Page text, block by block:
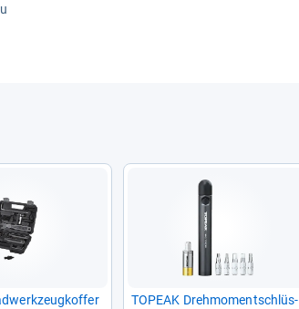
TOPEAK Dreh­mo­ment­schlüs­